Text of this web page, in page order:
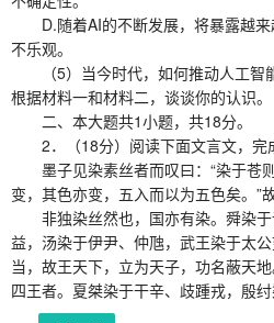
D.随着AI的不断发展，将暴露越来
不乐观。
（5）当今时代，如何推动人工智
根据材料一和材料二，谈谈你的认识。
二、本大题共1小题，共18分。
2．（18分）阅读下面文言文，完
墨子见染素丝者而叹曰：“染于苍
变，其色亦变，五入而以为五色矣。”
非独染丝然也，国亦有染。舜染于
益，汤染于伊尹、仲虺，武王染于太
当，故王天下，立为天子，功名蔽天
四王者。夏桀染于干辛、歧踵戎，殷